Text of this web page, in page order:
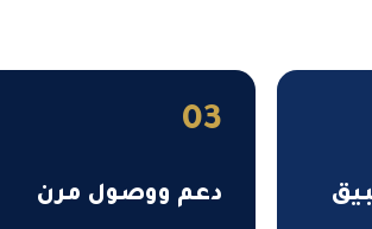
03
دعم ووصول مرن